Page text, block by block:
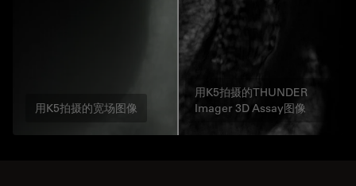
用K5拍摄的宽场图像
用K5拍摄的THUNDER
Imager 3D Assay图像